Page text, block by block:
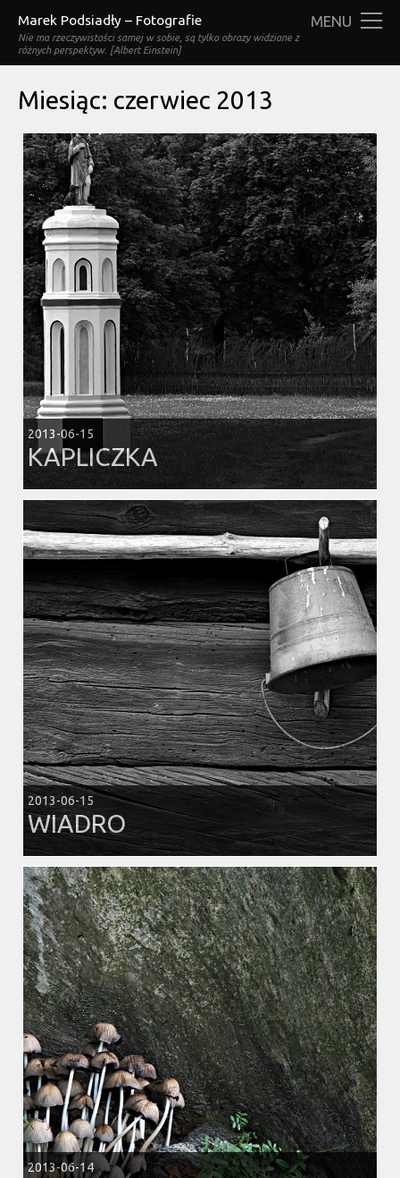
Marek Podsiadły – Fotografie
Nie ma rzeczywistości samej w sobie, są tylko obrazy widziane z
różnych perspektyw. [Albert Einstein]
MENU
Miesiąc: czerwiec 2013
2013-06-15
KAPLICZKA
2013-06-15
WIADRO
2013-06-14